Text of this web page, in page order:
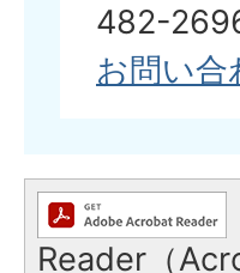
482-
お問い
Reader（